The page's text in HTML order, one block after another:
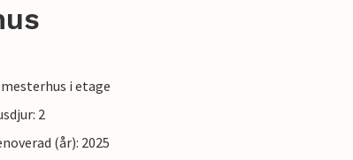
i etage
2
(år): 2025